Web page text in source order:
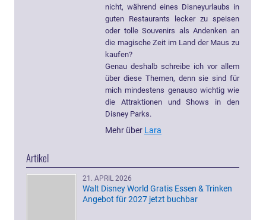
nicht, während eines Disneyurlaubs in
guten Restaurants lecker zu speisen
oder tolle Souvenirs als Andenken an
die magische Zeit im Land der Maus zu
kaufen?
Genau deshalb schreibe ich vor allem
über diese Themen, denn sie sind für
mich mindestens genauso wichtig wie
die Attraktionen und Shows in den
Disney Parks.
Mehr über Lara
Artikel
21. APRIL 2026
Walt Disney World Gratis Essen & Trinken
Angebot für 2027 jetzt buchbar